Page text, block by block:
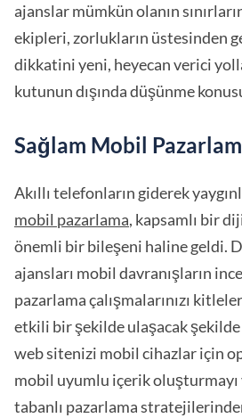
ajanslar mümkün olanın
ekipleri, zorlukların üstesinden
dikkatini yeni, heyecan verici
kutunun dışında düşünme
Sağlam Mobil
Akıllı telefonların giderek
mobil pazarlama, kapsamlı bir
önemli bir bileşeni haline geldi.
ajansları mobil davranışların
pazarlama çalışmalarınızı
etkili bir şekilde ulaşacak
web sitenizi mobil cihazlar için
mobil uyumlu içerik oluşturmayı
tabanlı pazarlama